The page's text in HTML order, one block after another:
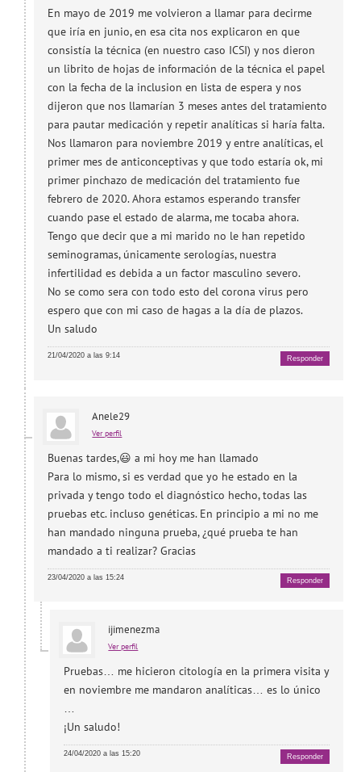
En mayo de 2019 me volvieron a llamar para decirme
que iría en junio, en esa cita nos explicaron en que
consistía la técnica (en nuestro caso ICSI) y nos dieron
un librito de hojas de información de la técnica el papel
con la fecha de la inclusion en lista de espera y nos
dijeron que nos llamarían 3 meses antes del tratamiento
para pautar medicación y repetir analíticas si haría falta.
Nos llamaron para noviembre 2019 y entre analíticas, el
primer mes de anticonceptivas y que todo estaría ok, mi
primer pinchazo de medicación del tratamiento fue
febrero de 2020. Ahora estamos esperando transfer
cuando pase el estado de alarma, me tocaba ahora.
Tengo que decir que a mi marido no le han repetido
seminogramas, únicamente serologías, nuestra
infertilidad es debida a un factor masculino severo.
No se como sera con todo esto del corona virus pero
espero que con mi caso de hagas a la día de plazos.
Un saludo
21/04/2020 a las 9:14 Responder
Anele29
Ver perfil
Buenas tardes,😃 a mi hoy me han llamado
Para lo mismo, si es verdad que yo he estado en la
privada y tengo todo el diagnóstico hecho, todas las
pruebas etc. incluso genéticas. En principio a mi no me
han mandado ninguna prueba, ¿qué prueba te han
mandado a ti realizar? Gracias
23/04/2020 a las 15:24 Responder
ijimenezma
Ver perfil
Pruebas… me hicieron citología en la primera visita y
en noviembre me mandaron analíticas… es lo único
…
¡Un saludo!
24/04/2020 a las 15:20 Responder